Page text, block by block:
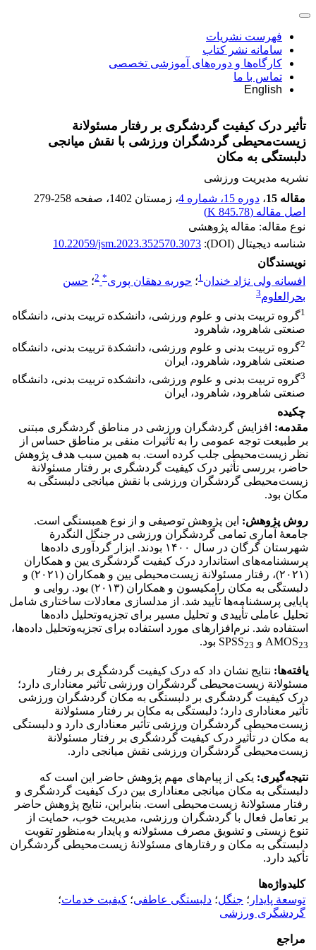
فهرست نشریات
سامانه نشر کتاب
کارگاه‌ها و دوره‌های آموزشی تخصصی
تماس با ما
English
تأثیر درک کیفیت گردشگری بر رفتار مسئولانة
زیست‌محیطی گردشگران ورزشی با نقش میانجی
دلبستگی به مکان
نشریه مدیریت ورزشی
مقاله 15
، دوره 15، شماره 4 ، زمستان 1402 ، صفحه 279-258
اصل مقاله (845.78 K
)
نوع مقاله: مقاله پژوهشی
شناسه دیجیتال (DOI):
10.22059/jsm.2023.352570.3073
نویسندگان
افسانه ولی نژاد خندان1؛ حوریه دهقان پوری*
2؛ حسن
بحرالعلوم3
1گروه تربیت بدنی و علوم ورزشی، دانشکده تربیت بدنی، دانشگاه
صنعتی شاهرود، شاهرود
2گروه تربیت بدنی و علوم ورزشی، دانشکدة تربیت بدنی، دانشگاه
صنعتی شاهرود، شاهرود، ایران
3گروه تربیت بدنی و علوم ورزشی، دانشکده تربیت بدنی، دانشگاه
صنعتی شاهرود، شاهرود، ایران
چکیده
مقدمه: افزایش گردشگران ورزشی در مناطق گردشگری مبتنی
بر طبیعت توجه عمومی را به تأثیرات منفی بر مناطق حساس از
نظر زیست‌محیطی جلب کرده است. به همین سبب هدف پژوهش
حاضر، بررسی تأثیر درک کیفیت گردشگری بر رفتار مسئولانة
زیست‌محیطی گردشگران ورزشی با نقش میانجی دلبستگی به
مکان بود.
روش پژوهش: این پژوهش توصیفی و از نوع همبستگی است.
جامعۀ آماری تمامی گردشگران ورزشی در جنگل النگدرة
شهرستان گرگان در سال ۱۴۰۰ بودند. ابزار گردآوری داده‌ها
پرسشنامه‌های استاندارد درک کیفیت گردشگری یین و همکاران
(۲۰۲۱)، رفتار مسئولانة زیست‌محیطی یین و همکاران (۲۰۲۱) و
دلبستگی به مکان رامکیسون و همکاران (۲۰۱۳) بود. روایی و
پایایی پرسشنامه‌ها تأیید شد. از مدلسازی معادلات ساختاری شامل
تحلیل عاملی تأییدی و تحلیل مسیر برای تجزیه‌وتحلیل داده‌ها
استفاده شد. نرم‌افزارهای مورد استفاده برای تجزیه‌وتحلیل داده‌ها،
AMOS23 و SPSS 23 بود.
یافته‌ها: نتایج نشان داد که درک کیفیت گردشگری بر رفتار
مسئولانة زیست‌محیطی گردشگران ورزشی تأثیر معناداری دارد؛
درک کیفیت گردشگری بر دلبستگی به مکان گردشگران ورزشی
تأثیر معناداری دارد؛ دلبستگی به مکان بر رفتار مسئولانة
زیست‌محیطی گردشگران ورزشی تأثیر معناداری دارد و دلبستگی
به مکان در تأثیر درک کیفیت گردشگری بر رفتار مسئولانة
زیست‌محیطی گردشگران ورزشی نقش میانجی دارد.
نتیجه‌گیری: یکی از پیام‌های مهم پژوهش حاضر این است که
دلبستگی به مکان میانجی معناداری بین درک کیفیت گردشگری و
رفتار مسئولانۀ زیست‌محیطی است. بنابراین، نتایج پژوهش حاضر
بر تعامل فعال با گردشگران ورزشی، مدیریت خوب، حمایت از
تنوع زیستی و تشویق مصرف مسئولانه و پایدار به‌منظور تقویت
دلبستگی به مکان و رفتارهای مسئولانۀ زیست‌محیطی گردشگران
تأکید دارد.
کلیدواژه‌ها
توسعة پایدار ؛ جنگل؛ دلبستگی عاطفی؛ کیفیت خدمات؛
گردشگری ورزشی
مراجع